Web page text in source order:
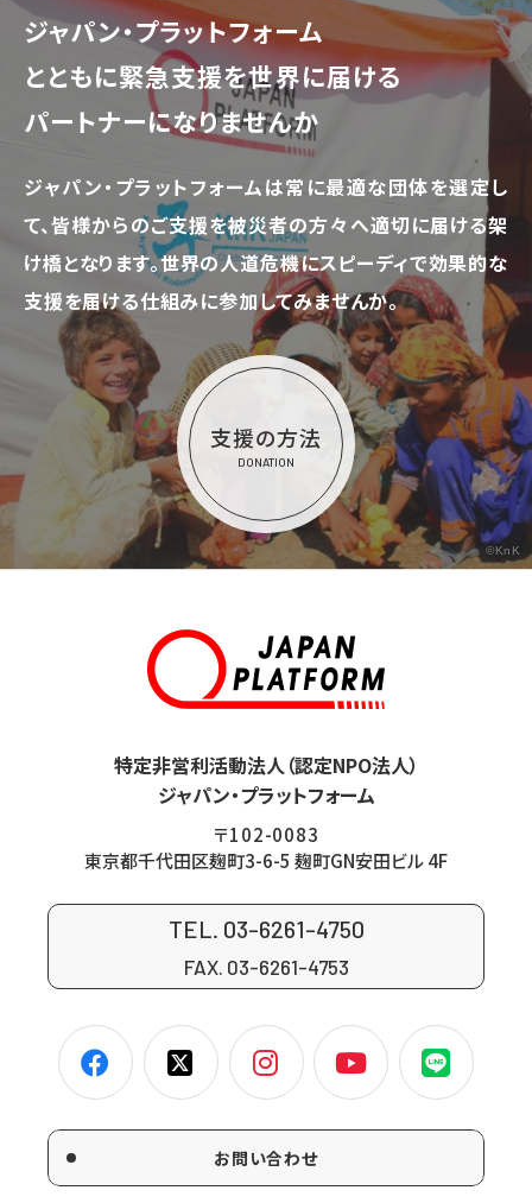
ジャパン・プラットフォーム
とともに緊急支援を世界に届ける
パートナーになりませんか
ジャパン・プラットフォームは常に最適な団体を選定し
て、皆様からのご支援を被災者の方々へ適切に届ける架
け橋となります。世界の人道危機にスピーディで効果的な
支援を届ける仕組みに参加してみませんか。
支援の方法
DONATION
©KnK
特定非営利活動法人（認定NPO法人）
ジャパン・プラットフォーム
〒102-0083
東京都千代田区麹町3-6-5 麹町GN安田ビル 4F
TEL. 03-6261-4750
FAX. 03-6261-4753
お問い合わせ